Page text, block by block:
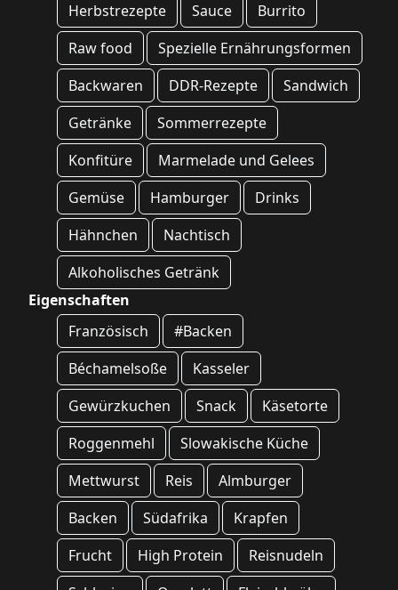
Herbstrezepte
Sauce
Burrito
Raw food
Spezielle Ernährungsformen
Backwaren
DDR-Rezepte
Sandwich
Getränke
Sommerrezepte
Konfitüre
Marmelade und Gelees
Gemüse
Hamburger
Drinks
Hähnchen
Nachtisch
Alkoholisches Getränk
Eigenschaften
Französisch
#Backen
Béchamelsoße
Kasseler
Gewürzkuchen
Snack
Käsetorte
Roggenmehl
Slowakische Küche
Mettwurst
Reis
Almburger
Backen
Südafrika
Krapfen
Frucht
High Protein
Reisnudeln